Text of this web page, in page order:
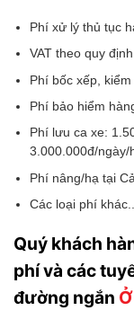
Phí xử lý thủ tục
VAT theo quy định
Phí bốc xếp,
Phí bảo hiểm
Phí lưu ca xe:
3.000.000đ/ngày/
Phí nâng/hạ tại
Các loại phí khác...
Quý khách
phí và các
đường ngắn